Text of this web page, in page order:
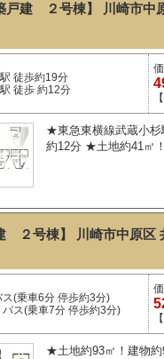
戸建 ２号棟】 川崎市中
徒歩約19分
徒歩 約12分
★東急東横線武蔵小
約12分 ★土地約41㎡
２号棟】 川崎市中原区
(乗車6分 停歩約3分)
ス(乗車7分 停歩約3分)
★土地約93㎡！建物